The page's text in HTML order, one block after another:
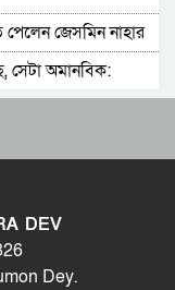
জেসমিন নাহার
সেটা অমানবিক:
নন—দাবি
DEV
Dey.